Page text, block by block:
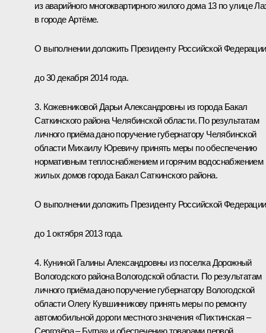
из аварийного многоквартирного жилого дома 13 по улице
в городе Артёме.
О выполнении доложить Президенту Российской Федерации
до 30 декабря 2014 года.
3. Кожевниковой Дарьи Александровны из города Бакал
Саткинского района Челябинской области. По результатам
личного приёма дано поручение губернатору Челябинской
области Михаилу Юревичу принять меры по обеспечению
нормативным теплоснабжением и горячим водоснабжением
жилых домов города Бакал Саткинского района.
О выполнении доложить Президенту Российской Федерации
до 1 октября 2013 года.
4. Куниной Галины Александровны из поселка Дорожный
Вологодского района Вологодской области. По результатам
личного приёма дано поручение губернатору Вологодской
области Олегу Кувшинникову принять меры по ремонту
автомобильной дороги местного значения «Пихтинская –